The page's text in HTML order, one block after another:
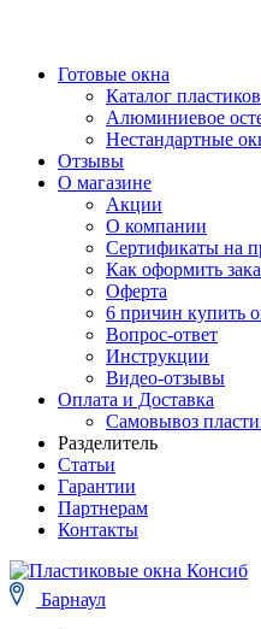
Готовые окна
Каталог
Алюминиевое
Нестандартные
Отзывы
О магазине
Акции
О компании
Сертификаты на
Как оформить
Оферта
6 причин купить
Вопрос-ответ
Инструкции
Видео-отзывы
Оплата и Доставка
Самовывоз
Разделитель
Статьи
Гарантии
Партнерам
Контакты
Барнаул